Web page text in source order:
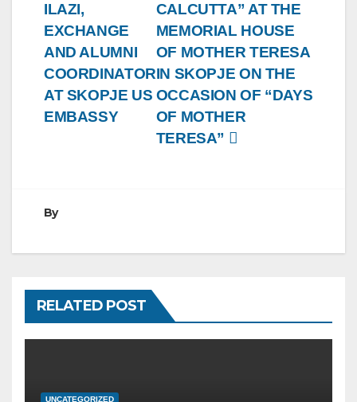
CALCUTTA” AT THE
MEMORIAL HOUSE
OF MOTHER TERESA
IN SKOPJE ON THE
OCCASION OF “DAYS
OF MOTHER
TERESA”
ILAZI,
EXCHANGE
AND ALUMNI
COORDINATOR
AT SKOPJE US
EMBASSY
By
RELATED POST
UNCATEGORIZED